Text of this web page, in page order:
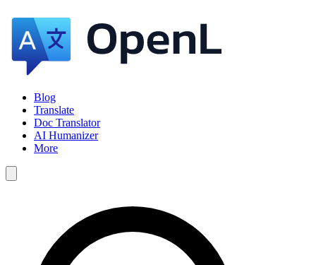
Blog
Translate
Doc Translator
AI Humanizer
More